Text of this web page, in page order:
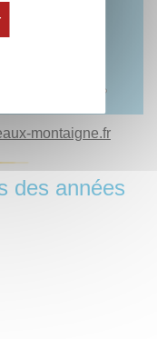
montaigne.fr
des années